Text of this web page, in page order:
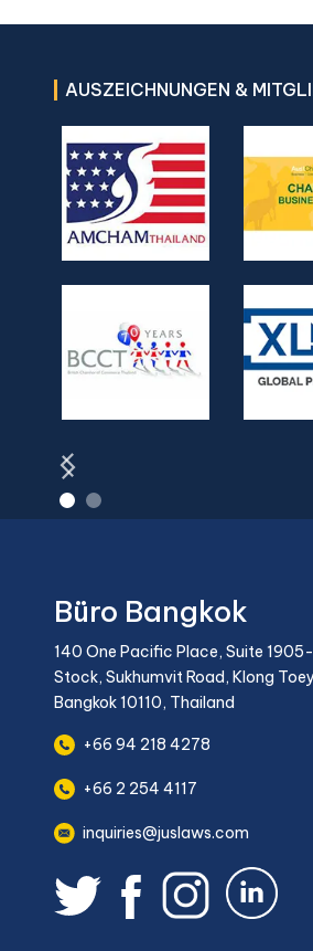
AUSZEICHNUNGEN &
Büro Bangkok
140 One Pacific Place, Suite
Stock, Sukhumvit Road, Klong
Bangkok 10110, Thailand
+66 94 218 4278
+66 2 254 4117
inquiries@juslaws.com